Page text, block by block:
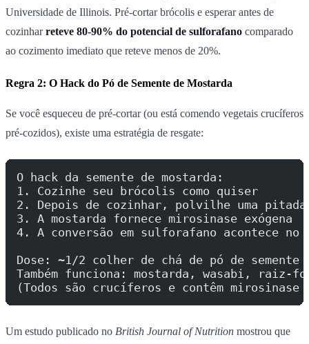
Universidade de Illinois. Pré-cortar brócolis e esperar antes de
cozinharreteve 80-90% do potencial de sulforafano comparado
ao cozimento imediato que reteve menos de 20%.
Regra 2: O Hack do Pó de Semente de Mostarda
Se você esqueceu de pré-cortar (ou está comendo vegetais crucíferos
pré-cozidos), existe uma estratégia de resgate:
O hack da semente de mostarda:
1. Cozinhe seu brócolis como quiser
2. Depois de cozinhar, polvilhe uma pitada
3. A mostarda fornece mirosinase exógena
4. A conversão em sulforafano acontece
Dose: ~1/2 colher de chá de pó de semente
Também funciona: mostarda, wasabi, raiz-
(Todos são crucíferos e contêm
Um estudo publicado no British Journal of Nutrition mostrou que